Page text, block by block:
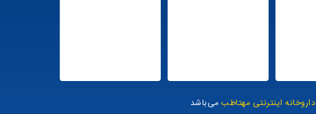
داروخانه اینترنتی مهتاطب می‌باشد